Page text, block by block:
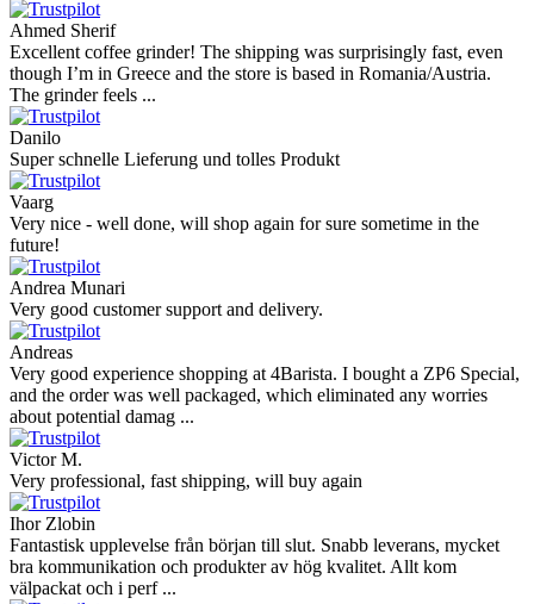
Ahmed Sherif
Excellent coffee grinder! The shipping was surprisingly fast, even
though I’m in Greece and the store is based in Romania/Austria.
The grinder feels ...
Danilo
Super schnelle Lieferung und tolles Produkt
Vaarg
Very nice - well done, will shop again for sure sometime in the
future!
Andrea Munari
Very good customer support and delivery.
Andreas
Very good experience shopping at 4Barista. I bought a ZP6 Special,
and the order was well packaged, which eliminated any worries
about potential damag ...
Victor M.
Very professional, fast shipping, will buy again
Ihor Zlobin
Fantastisk upplevelse från början till slut. Snabb leverans, mycket
bra kommunikation och produkter av hög kvalitet. Allt kom
välpackat och i perf ...